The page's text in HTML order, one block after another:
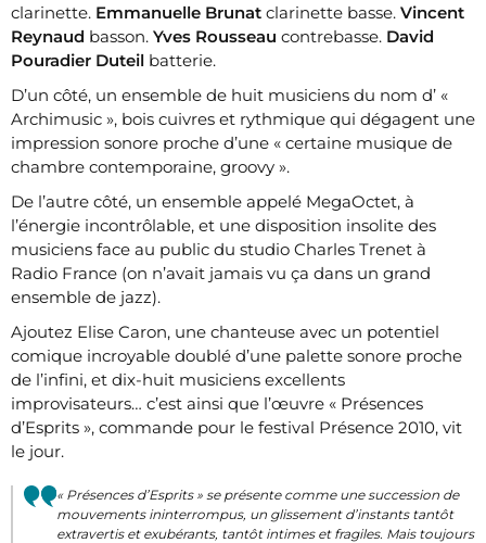
clarinette. Emmanuelle Brunat clarinette basse. Vincent
Reynaud basson. Yves Rousseau contrebasse. David
Pouradier Duteil batterie.
D’un côté, un ensemble de huit musiciens du nom d’ «
Archimusic », bois cuivres et rythmique qui dégagent une
impression sonore proche d’une « certaine musique de
chambre contemporaine, groovy ».
De l’autre côté, un ensemble appelé MegaOctet, à
l’énergie incontrôlable, et une disposition insolite des
musiciens face au public du studio Charles Trenet à
Radio France (on n’avait jamais vu ça dans un grand
ensemble de jazz).
Ajoutez Elise Caron, une chanteuse avec un potentiel
comique incroyable doublé d’une palette sonore proche
de l’infini, et dix-huit musiciens excellents
improvisateurs… c’est ainsi que l’œuvre « Présences
d’Esprits », commande pour le festival Présence 2010, vit
le jour.
« Présences d’Esprits » se présente comme une succession de
mouvements ininterrompus, un glissement d’instants tantôt
extravertis et exubérants, tantôt intimes et fragiles. Mais toujours